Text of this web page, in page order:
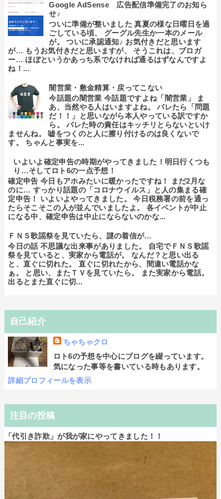
Google AdSense 広告配信準備完了のお知ら
せ♪
ついに準備が整いました 真夏の様な日曜日を過
ごしている頃、 グーグル先生か一本のメール
が。 ついに承認通知♪ お気付きだと思います
が… もうお気付きだと思いますが、 そうこれは、ブロガ
ー… ほぼというかあっち系でなければ通るはずなんですよ
ね！...
闇営業・敷金精算・戻ってこない
今話題の闇営業 今話題ですよね「闇営業」 ま
あ、当然やる人はいますよね。 バレたら「問題
だ！！」と思いながら本人やっている訳ですか
ら。 バレた時の責任はキッチリとらないといけ
ませんね。 嘘をつくのと人に擦り付けるのは良くないで
す。 ちゃんと事実を...
いよいよ確定申告の時期がやってきました！明日行くつも
り…そしてロト6の一点予想！
確定申告 今日もアホみたいに暖かったですね！ まだ2月な
のに… すっかり話題の「コロナウイルス」と人の集まる確
定申告！ いよいよやってきました。 今日税務署の前を通っ
たらそこそこの人が並んでいましたよ。 各イベントが中止
になる中、確定申告は中止にならないのかな...
ＦＮＳ歌謡祭を見ていたら、謎の着信が…
今日の話 不思議な出来事がありました。 自宅でＦＮＳ歌謡
祭を見ていると、実家から電話が。 なんだ？と思い出る
と、直ぐに切れた。 直ぐに切れたから、間違い電話かな
ぁ。 と思い、またＴＶを見ていたら。 また実家から電話。
出るとまた直ぐに切...
自己紹介
ちゃちゃクロ
ロト6の予想を中心にブログを綴っています。
気になった事等を書いている時もあります。
詳細プロフィールを表示
注目の投稿
「代引き詐欺」が我が家にやってきました！！